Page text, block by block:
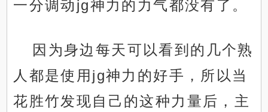
一分调动jg神力的力气都没有了。
因为身边每天可以看到的几个熟
人都是使用jg神力的好手，所以当
花胜竹发现自己的这种力量后，主